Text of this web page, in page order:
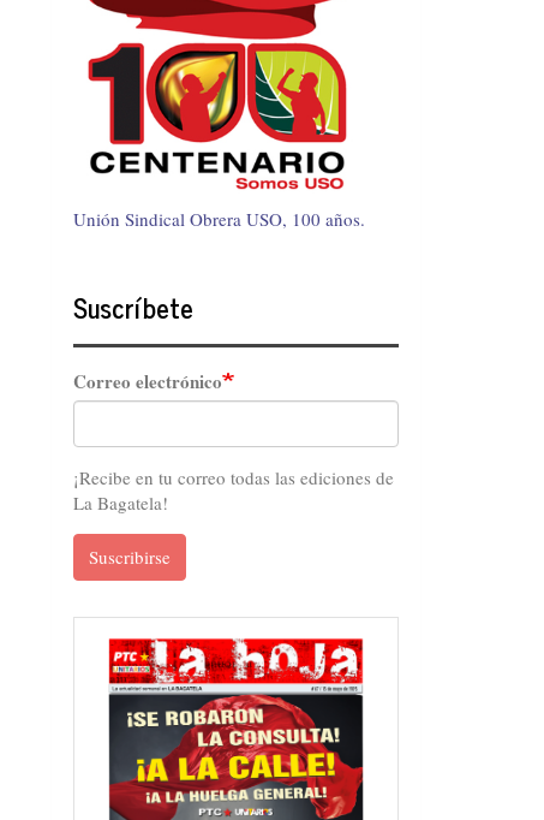
Unión Sindical Obrera USO, 100 años.
Suscríbete
Correo electrónico
¡Recibe en tu correo todas las ediciones de
La Bagatela!
Suscribirse